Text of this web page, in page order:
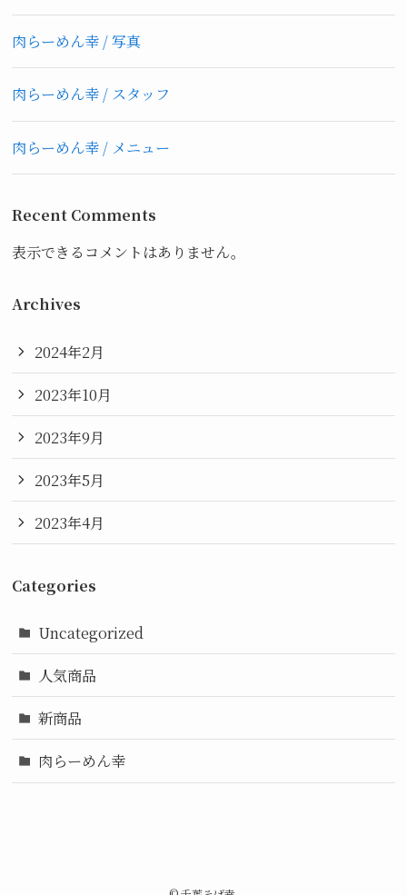
肉らーめん幸 / 写真
肉らーめん幸 / スタッフ
肉らーめん幸 / メニュー
Recent Comments
表示できるコメントはありません。
Archives
2024年2月
2023年10月
2023年9月
2023年5月
2023年4月
Categories
Uncategorized
人気商品
新商品
肉らーめん幸